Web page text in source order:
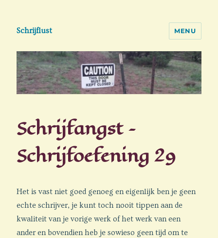
Schrijflust MENU
Schrijfangst –
Schrijfoefening 29
Het is vast niet goed genoeg en eigenlijk ben je geen
echte schrijver, je kunt toch nooit tippen aan de
kwaliteit van je vorige werk of het werk van een
ander en bovendien heb je sowieso geen tijd om te